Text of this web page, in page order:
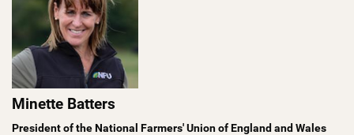
Minette Batters
President of the National Farmers' Union of England and Wales